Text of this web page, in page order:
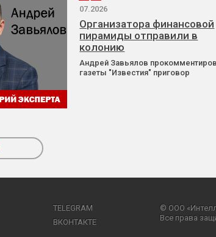
07.2026
Организатора финансовой
пирамиды отправили в
колонию
Андрей Завьялов
газеты "Известия" приговор
TELEGRAM
ВКОНТАКТЕ
© ООО
Все права